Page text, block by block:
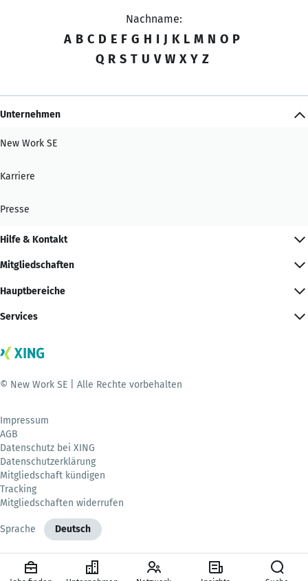
Nachname:
A B C D E F G H I J K L M N O P
Q R S T U V W X Y Z
Unternehmen
New Work SE
Karriere
Presse
Hilfe & Kontakt
Mitgliedschaften
Hauptbereiche
Services
© New Work SE | Alle Rechte vorbehalten
Impressum
AGB
Datenschutz bei XING
Datenschutzerklärung
Mitgliedschaft kündigen
Tracking
Mitgliedschaften widerrufen
Sprache Deutsch